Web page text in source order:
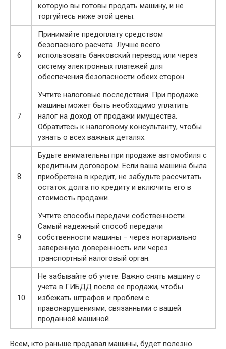
которую вы готовы продать машину, и не
торгуйтесь ниже этой цены.
6
Принимайте предоплату средством
безопасного расчета. Лучше всего
использовать банковский перевод или через
систему электронных платежей для
обеспечения безопасности обеих сторон.
7
Учтите налоговые последствия. При продаже
машины может быть необходимо уплатить
налог на доход от продажи имущества.
Обратитесь к налоговому консультанту, чтобы
узнать о всех важных деталях.
8
Будьте внимательны при продаже автомобиля с
кредитным договором. Если ваша машина была
приобретена в кредит, не забудьте рассчитать
остаток долга по кредиту и включить его в
стоимость продажи.
9
Учтите способы передачи собственности.
Самый надежный способ передачи
собственности машины – через нотариально
заверенную доверенность или через
транспортный налоговый орган.
10
Не забывайте об учете. Важно снять машину с
учета в ГИБДД после ее продажи, чтобы
избежать штрафов и проблем с
правонарушениями, связанными с вашей
проданной машиной.
Всем, кто раньше продавал машины, будет полезно